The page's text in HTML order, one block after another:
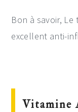
Bon à savoir,
excellent anti-
Vitamine